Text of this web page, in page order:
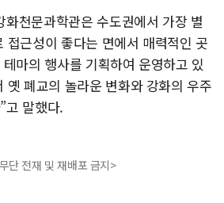
화천문과학관은 수도권에서 가장 별
접근성이 좋다는 면에서 매력적인 곳
마의 행사를 기획하여 운영하고 있
옛 폐교의 놀라운 변화와 강화의 우주
고 말했다.
단 전재 및 재배포 금지>